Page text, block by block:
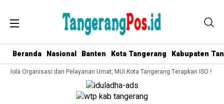
Beranda Nasional Banten Kota Tangerang Kabupaten
Organisasi dan Pelayanan Umat, MUI Kota Tangerang Terapkan ISO